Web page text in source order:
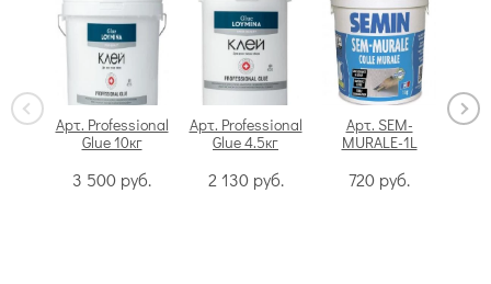
Арт. Professional
Glue 10кг
3 500 руб.
Арт. Professional
Glue 4.5кг
2 130 руб.
Арт. SEM-
MURALE-1L
720 руб.